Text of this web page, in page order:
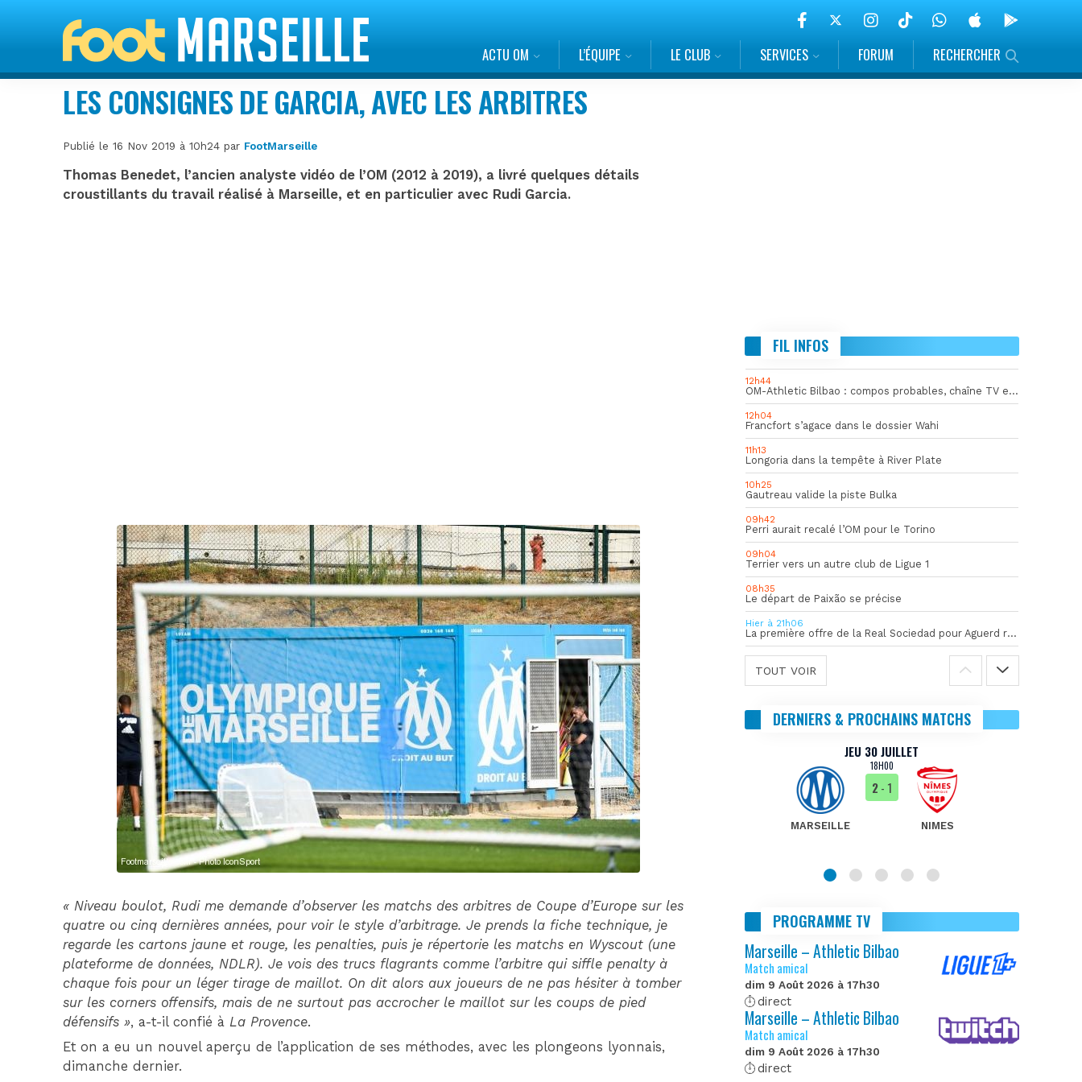
ACTU OM L’ÉQUIPE LE CLUB SERVICES FORUM RECHERCHER
LES CONSIGNES DE GARCIA, AVEC LES ARBITRES
Publié le 16 Nov 2019 à 10h24 par FootMarseille
Thomas Benedet, l’ancien analyste vidéo de l’OM (2012 à 2019), a livré quelques détails
croustillants du travail réalisé à Marseille, et en particulier avec Rudi Garcia.
« Niveau boulot, Rudi me demande d’observer les matchs des arbitres de Coupe d’Europe sur les
quatre ou cinq dernières années, pour voir le style d’arbitrage. Je prends la fiche technique, je
regarde les cartons jaune et rouge, les penalties, puis je répertorie les matchs en Wyscout (une
plateforme de données, NDLR). Je vois des trucs flagrants comme l’arbitre qui siffle penalty à
chaque fois pour un léger tirage de maillot. On dit alors aux joueurs de ne pas hésiter à tomber
sur les corners offensifs, mais de ne surtout pas accrocher le maillot sur les coups de pied
défensifs », a-t-il confié à La Provence.
Et on a eu un nouvel aperçu de l’application de ses méthodes, avec les plongeons lyonnais,
dimanche dernier.
FIL INFOS
12h44
OM-Athletic Bilbao : compos probables, chaîne TV et heure du match
12h04
Francfort s’agace dans le dossier Wahi
11h13
Longoria dans la tempête à River Plate
10h25
Gautreau valide la piste Bulka
09h42
Perri aurait recalé l’OM pour le Torino
09h04
Terrier vers un autre club de Ligue 1
08h35
Le départ de Paixão se précise
Hier à 21h06
La première offre de la Real Sociedad pour Aguerd refusée par l’OM
TOUT VOIR
DERNIERS & PROCHAINS MATCHS
DIM 30 AOÛT
20H45
MONACO MARSEILLE
JEU 30 JUILLET
18H00
MARSEILLE
2- 1
NIMES
PROGRAMME TV
Marseille – Athletic Bilbao
Match amical
dim 9 Août 2026 à 17h30
direct
Marseille – Athletic Bilbao
Match amical
dim 9 Août 2026 à 17h30
direct